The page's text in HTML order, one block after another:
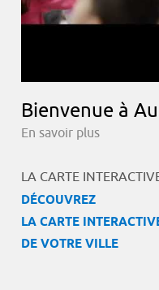
Bienvenue à
En savoir plus
LA CARTE
DÉCOUVREZ
LA CARTE
DE VOTRE VILLE